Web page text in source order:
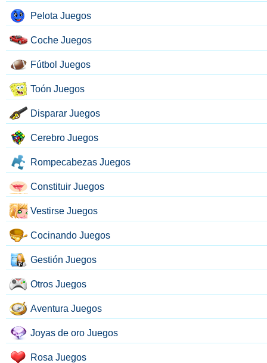
Pelota Juegos
Coche Juegos
Fútbol Juegos
Toón Juegos
Disparar Juegos
Cerebro Juegos
Rompecabezas Juegos
Constituir Juegos
Vestirse Juegos
Cocinando Juegos
Gestión Juegos
Otros Juegos
Aventura Juegos
Joyas de oro Juegos
Rosa Juegos